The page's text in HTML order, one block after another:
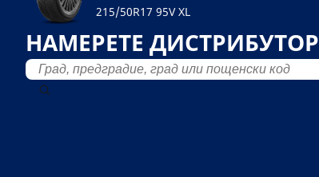
215/50R17 95V XL
НАМЕРЕТЕ ДИСТРИБУТОР